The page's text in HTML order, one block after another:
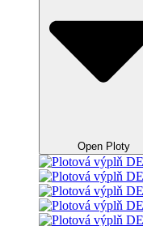
Open Ploty